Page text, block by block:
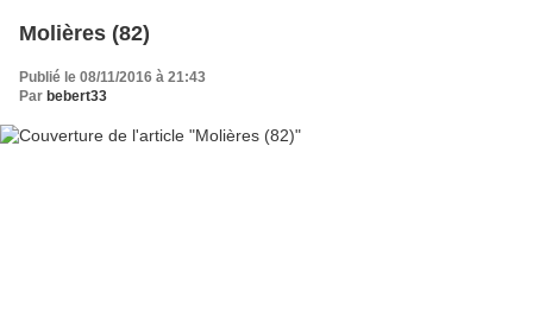
Molières (82)
Publié le 08/11/2016 à 21:43
Par bebert33